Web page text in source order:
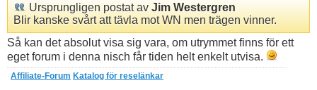
Ursprungligen postat av Jim Westergren
Blir kanske svårt att tävla mot WN men trägen vinner.
Så kan det absolut visa sig vara, om utrymmet finns för ett
eget forum i denna nisch får tiden helt enkelt utvisa.
Affiliate-Forum Katalog för reselänkar